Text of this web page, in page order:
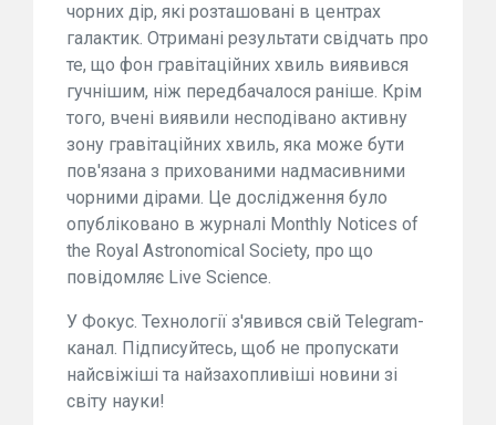
чорних дір, які розташовані в центрах
галактик. Отримані результати свідчать про
те, що фон гравітаційних хвиль виявився
гучнішим, ніж передбачалося раніше. Крім
того, вчені виявили несподівано активну
зону гравітаційних хвиль, яка може бути
пов'язана з прихованими надмасивними
чорними дірами. Це дослідження було
опубліковано в журналі Monthly Notices of
the Royal Astronomical Society, про що
повідомляє Live Science.
У Фокус. Технології з'явився свій Telegram-
канал. Підписуйтесь, щоб не пропускати
найсвіжіші та найзахопливіші новини зі
світу науки!